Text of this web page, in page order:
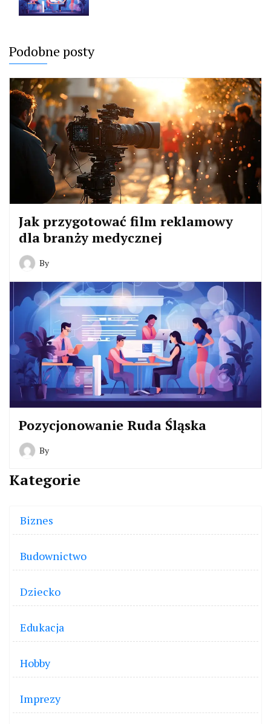
Podobne posty
Jak przygotować film reklamowy
dla branży medycznej
By
Pozycjonowanie Ruda Śląska
By
Kategorie
Biznes
Budownictwo
Dziecko
Edukacja
Hobby
Imprezy